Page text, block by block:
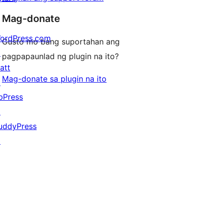
Mag-donate
Gusto mo bang suportahan ang
pagpapaunlad ng plugin na ito?
Mag-donate sa plugin na ito